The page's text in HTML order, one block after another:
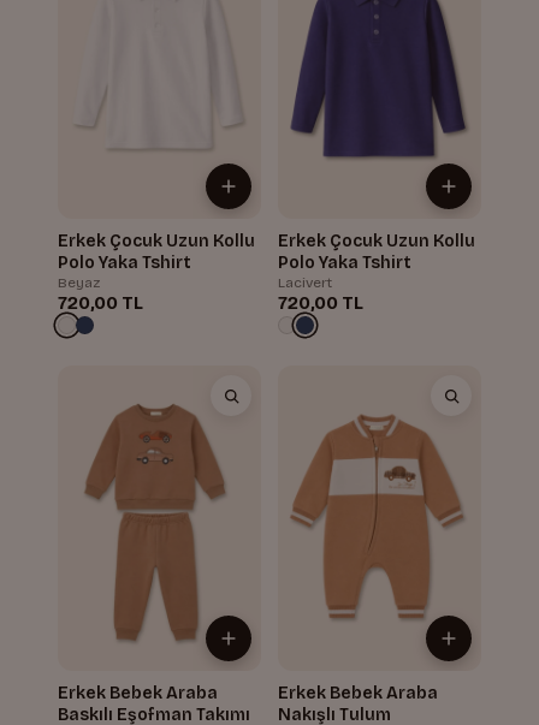
Erkek Çocuk Uzun Kollu
Polo Yaka Tshirt
Beyaz
720,00 TL
Erkek Çocuk Uzun Kollu
Polo Yaka Tshirt
Lacivert
720,00 TL
Erkek Bebek Araba
Baskılı Eşofman Takımı
Erkek Bebek Araba
Nakışlı Tulum